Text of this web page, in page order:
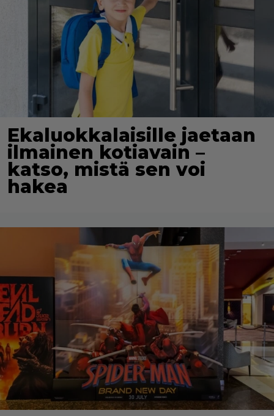
Ekaluokkalaisille jaetaan
ilmainen kotiavain –
katso, mistä sen voi
hakea